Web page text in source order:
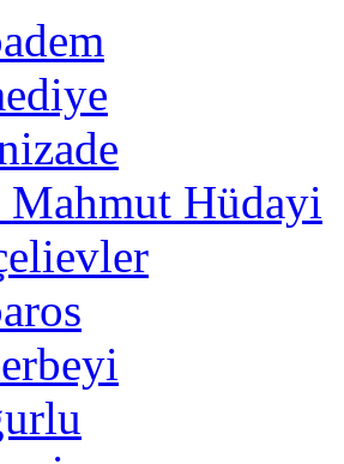
Hüdayi